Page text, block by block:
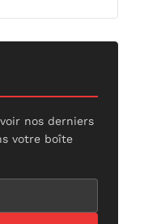
nos derniers
votre boîte